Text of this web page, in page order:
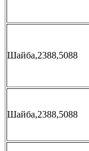
Шайба,2388,5088
Шайба,2388,5088